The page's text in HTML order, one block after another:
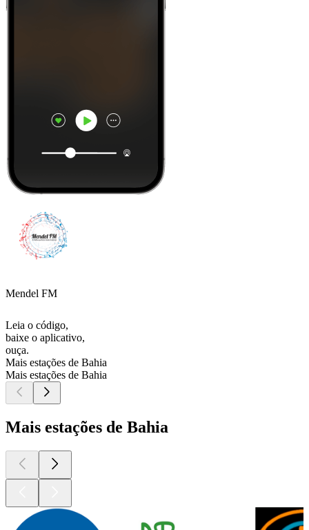
Mendel FM
Leia o código,
baixe o aplicativo,
ouça.
Mais estações de Bahia
Mais estações de Bahia
Mais estações de Bahia